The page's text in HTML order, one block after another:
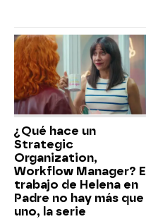
¿Qué hace un
Strategic
Organization,
Workflow Manager? El
trabajo de Helena en
Padre no hay más que
uno, la serie